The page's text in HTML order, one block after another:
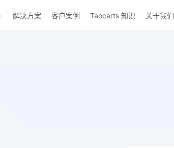
解决方案 客户案例 Taocarts 知识 关于我们